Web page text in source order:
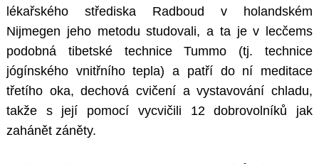
lékařského střediska Radboud v holandském
Nijmegen jeho metodu studovali, a ta je v lecčems
podobná tibetské technice Tummo (tj. technice
jógínského vnitřního tepla) a patří do ní meditace
třetího oka, dechová cvičení a vystavování chladu,
takže s její pomocí vycvičili 12 dobrovolníků jak
zahánět záněty.